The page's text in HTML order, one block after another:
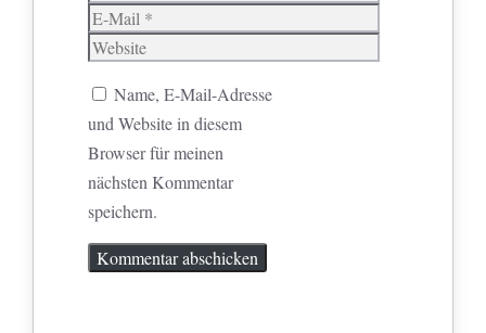
E-
Mail
Website
Name, E-Mail-Adresse
und Website in diesem
Browser für meinen
nächsten Kommentar
speichern.